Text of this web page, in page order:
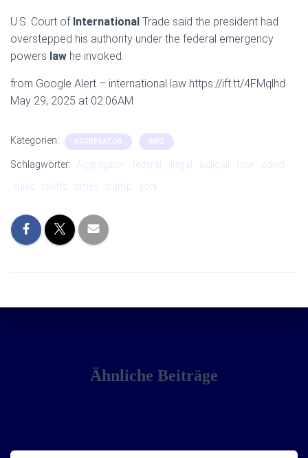
U.S. Court of International Trade said the president had
overstepped his authority under the federal emergency
powers law he invoked.
from Google Alert – international law https://ift.tt/4FMqlhd
May 29, 2025 at 02:06AM
Kategorien: AGGREGATOR INFO
Schlagwörter: Aggregator federal illegal judicial
panel
ruled
tariffs times trump
Ähnliche Beiträge